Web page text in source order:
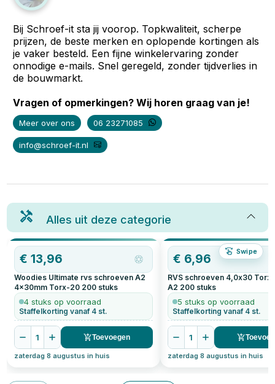
Bij Schroef-it sta jij voorop. Topkwaliteit, scherpe
prijzen, de beste merken en oplopende kortingen als
je vaker besteld. Een fijne winkelervaring zonder
onnodige e-mails. Snel geregeld, zonder tijdverlies in
de bouwmarkt.
Vragen of opmerkingen? Wij horen graag van je!
Meer over ons 06 23271085
info@schroef-it.nl
Alles uit deze categorie
Swipe
€13,96
Woodies Ultimate rvs schroeven A2
4x30mm Torx-20 200 stuks
4 stuks op voorraad
Staffelkorting vanaf 4 st.
1 Toevoegen
zaterdag 8 augustus in huis
€ 6,96
RVS schroeven 4,0x30
A2 200 stuks
5 stuks op voorraad
Staffelkorting vanaf 4 st.
1
zaterdag 8 augustus in huis